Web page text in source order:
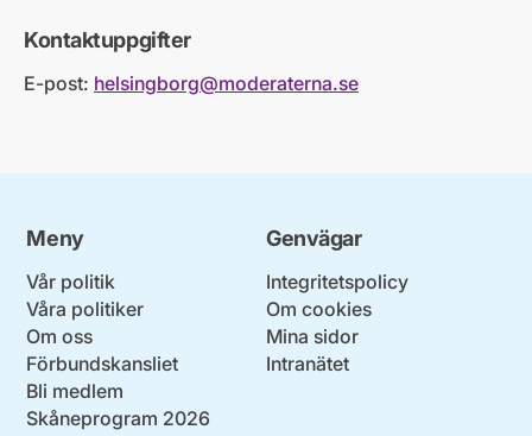
Kontaktuppgifter
E-post: helsingborg@moderaterna.se
Meny
Vår politik
Våra politiker
Om oss
Förbundskansliet
Bli medlem
Skåneprogram 2026
Genvägar
Integritetspolicy
Om cookies
Mina sidor
Intranätet